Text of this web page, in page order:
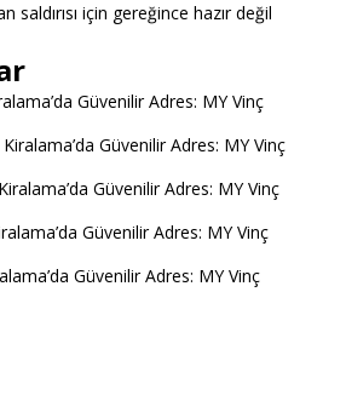
saldırısı için gereğince hazır değil
Güvenilir Adres: MY Vinç
Güvenilir Adres: MY Vinç
Güvenilir Adres: MY Vinç
Güvenilir Adres: MY Vinç
Güvenilir Adres: MY Vinç